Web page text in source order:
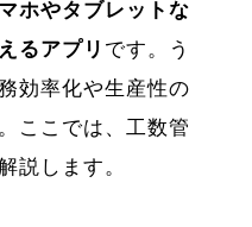
ホやタブレットな
るアプリ です。う
効率化や生産性の
ここでは、工数管
説します。